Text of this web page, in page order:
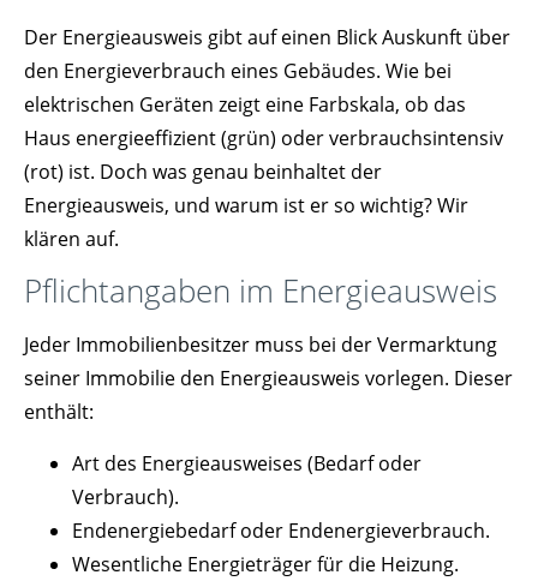
Der Energieausweis gibt auf einen Blick Auskunft über
den Energieverbrauch eines Gebäudes. Wie bei
elektrischen Geräten zeigt eine Farbskala, ob das
Haus energieeffizient (grün) oder verbrauchsintensiv
(rot) ist. Doch was genau beinhaltet der
Energieausweis, und warum ist er so wichtig? Wir
klären auf.
Pflichtangaben im Energieausweis
Jeder Immobilienbesitzer muss bei der Vermarktung
seiner Immobilie den Energieausweis vorlegen. Dieser
enthält:
Art des Energieausweises (Bedarf oder
Verbrauch).
Endenergiebedarf oder Endenergieverbrauch.
Wesentliche Energieträger für die Heizung.